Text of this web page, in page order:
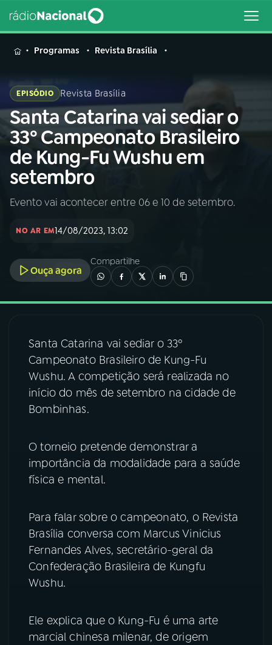
MENU
Buscar
na
Rádio
Nacional
Buscar
02A RÁDIO
03PROGRAMAÇÃO
04 PROGRAMAS
05PODCASTS
07ÚLTIMAS
ACOMPANHE A RÁDIO NACIONAL
YouTube Facebook
TikTok
Programas Revista Brasília
EPISÓDIO Revista Brasília
Santa Catarina vai sediar o
33º Campeonato Brasileiro
de Kung-Fu Wushu em
setembro
Evento vai acontecer entre 06 e 10 de setembro.
NO AR EM14/08/2023, 13:02
Ouça agora
Compartilhe
Santa Catarina vai sediar o 33º
Campeonato Brasileiro de Kung-Fu
Wushu. A competição será realizada no
início do mês de setembro na cidade de
Bombinhas.
O torneio pretende demonstrar a
importância da modalidade para a saúde
física e mental.
Para falar sobre o campeonato, o Revista
Brasília conversa com Marcus Vinicius
Fernandes Alves, secretário-geral da
Confederação Brasileira de Kungfu
Wushu.
Ele explica que o Kung-Fu é uma arte
marcial chinesa milenar, de origem